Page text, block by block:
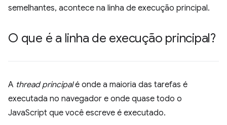
semelhantes, acontece na linha de execução principal.
O que é a linha de execução principal?
A thread principalé onde a maioria das tarefas é
executada no navegador e onde quase todo o
JavaScript que você escreve é executado.